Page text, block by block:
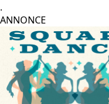
.
ANNONCE